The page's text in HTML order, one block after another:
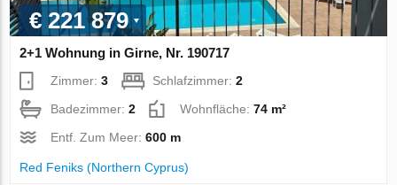
€ 221 879
2+1 Wohnung in Girne, Nr. 190717
Zimmer:3 Schlafzimmer:2
Badezimmer:2 Wohnfläche:74 m²
Entf. Zum Meer:600 m
Red Feniks (Northern Cyprus)